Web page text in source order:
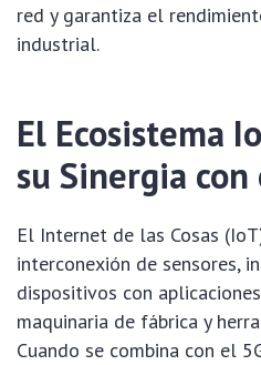
red y garantiza el
industrial.
El Ecosistema
su Sinergia con
El Internet de las Cosas
interconexión de sensores,
dispositivos con
maquinaria de fábrica y
Cuando se combina con el